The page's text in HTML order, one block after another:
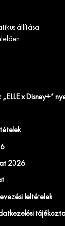
állítása
x Disney+”
2026
feltételek